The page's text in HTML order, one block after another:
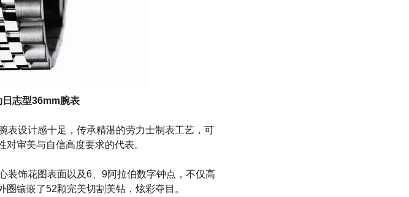
志型36mm腕表
表设计感十足，传承精湛的劳力士制表工艺，可
审美与自信高度要求的代表。
装饰花图表面以及6、9阿拉伯数字钟点，不仅高
镶嵌了52颗完美切割美钻，炫彩夺目。